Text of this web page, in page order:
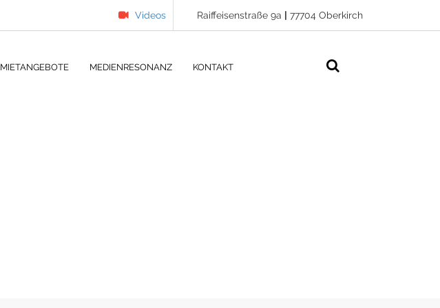
Videos Raiffeisenstraße 9a | 77704 Oberkirch
MIETANGEBOTE MEDIENRESONANZ KONTAKT